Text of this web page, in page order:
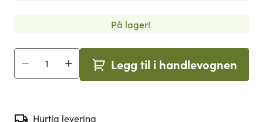
På lager!
Antall Legg til i handlevognen
Hurtig levering